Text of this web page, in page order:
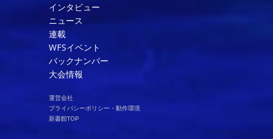
インタビュー
ニュース
連載
WFSイベント
バックナンバー
大会情報
運営会社
プライバシーポリシー・動作環境
新書館TOP